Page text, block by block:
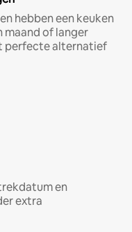
hebben een keuken
maand of langer
perfecte alternatief
en
extra